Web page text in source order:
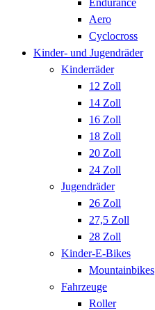
Aero
Cyclocross
Kinder- und Jugendräder
Kinderräder
12 Zoll
14 Zoll
16 Zoll
18 Zoll
20 Zoll
24 Zoll
Jugendräder
26 Zoll
27,5 Zoll
28 Zoll
Kinder-E-Bikes
Mountainbikes
Fahrzeuge
Roller